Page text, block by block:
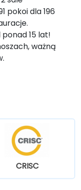
pokoi dla 196
15 lat!
ważną
CRISC